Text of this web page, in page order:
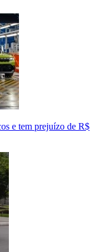
e tem prejuízo de R$